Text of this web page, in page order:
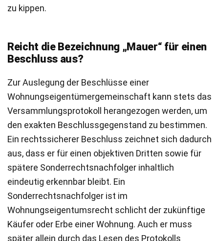
zu kippen.
Reicht die Bezeichnung „Mauer“ für einen
Beschluss aus?
Zur Auslegung der Beschlüsse einer
Wohnungseigentümergemeinschaft kann stets das
Versammlungsprotokoll herangezogen werden, um
den exakten Beschlussgegenstand zu bestimmen.
Ein rechtssicherer Beschluss zeichnet sich dadurch
aus, dass er für einen objektiven Dritten sowie für
spätere Sonderrechtsnachfolger inhaltlich
eindeutig erkennbar bleibt. Ein
Sonderrechtsnachfolger ist im
Wohnungseigentumsrecht schlicht der zukünftige
Käufer oder Erbe einer Wohnung. Auch er muss
später allein durch das Lesen des Protokolls